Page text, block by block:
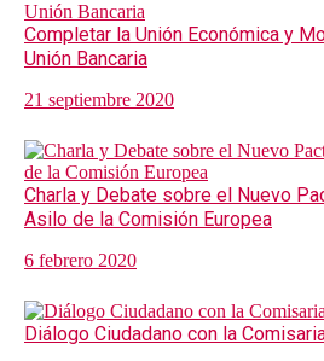
Completar la Unión Económica y
Unión Bancaria
21 septiembre 2020
Charla y Debate sobre el Nuevo
Asilo de la Comisión Europea
6 febrero 2020
Diálogo Ciudadano con la